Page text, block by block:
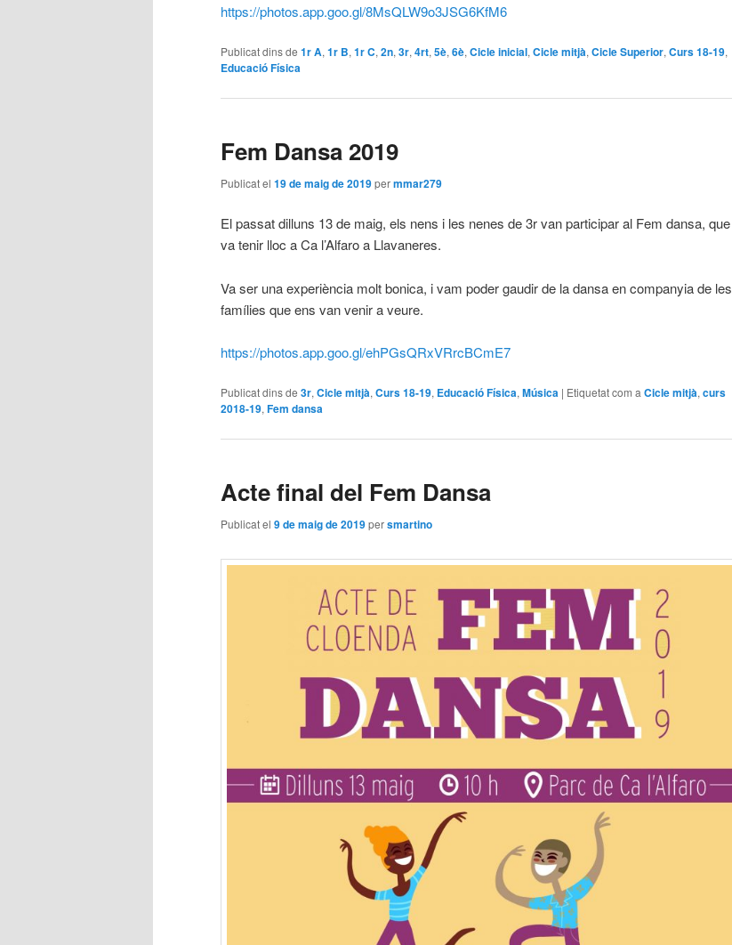
https://photos.app.goo.gl/8MsQLW9o3JSG6KfM6
Publicat dins de 1r A, 1r B, 1r C, 2n, 3r, 4rt, 5è, 6è, Cicle inicial, Cicle mitjà, Cicle Superior, Curs 18-19,
Educació Física
Fem Dansa 2019
Publicat el 19 de maig de 2019permmar279
El passat dilluns 13 de maig, els nens i les nenes de 3r van participar al Fem dansa, que
va tenir lloc a Ca l’Alfaro a Llavaneres.
Va ser una experiència molt bonica, i vam poder gaudir de la dansa en companyia de les
famílies que ens van venir a veure.
https://photos.app.goo.gl/ehPGsQRxVRrcBCmE7
Publicat dins de 3r, Cicle mitjà, Curs 18-19, Educació Física, Música | Etiquetat com a Cicle mitjà, curs
2018-19, Fem dansa
Acte final del Fem Dansa
Publicat el 9 de maig de 2019persmartino